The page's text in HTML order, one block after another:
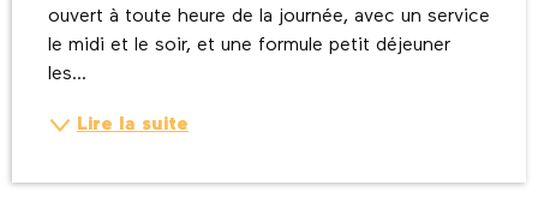
ouvert à toute heure de la journée, avec un service
le midi et le soir, et une formule petit déjeuner
les...
Lire la suite